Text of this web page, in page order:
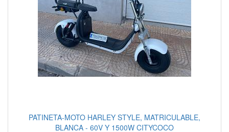
PATINETA-MOTO HARLEY STYLE, MATRICULABLE,
BLANCA - 60V Y 1500W CITYCOCO